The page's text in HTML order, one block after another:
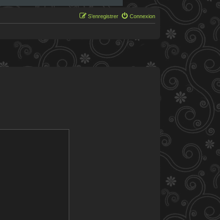
Connexion
S’enregistrer